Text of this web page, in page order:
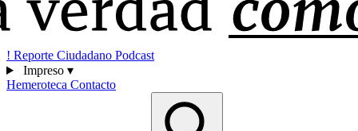
! Reporte Ciudadano Podcast
Impreso ▾
Hemeroteca Contacto